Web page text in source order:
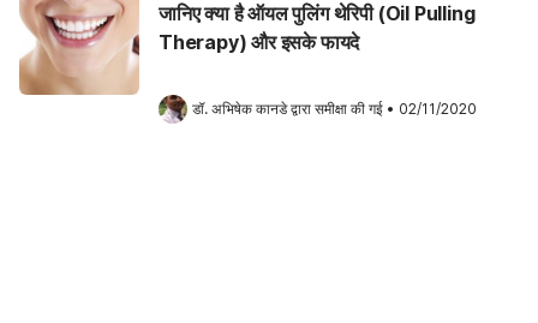
जानिए क्या है ऑयल पुलिंग थेरिपी (Oil Pulling
Therapy) और इसके फायदे
डॉ. अभिषेक कानडे द्वारा समीक्षा की गई • 02/11/2020